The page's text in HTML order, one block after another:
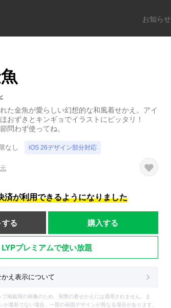
お知らせ
た金魚が愛らしい幻想的な和風着せかえ。アイ
おずきとキンギョでイラストにピッタリ！
問わず使ってね。
なし iOS 26デザイン部分対応
済が利用できるようになりました
る 購入する
LYPプレミアムで使い放題
え表示について
掲載用の画像のため、実際の着せかえには適用されません。ま
が最新でない場合、一部の画面デザインが異なる場合があります。